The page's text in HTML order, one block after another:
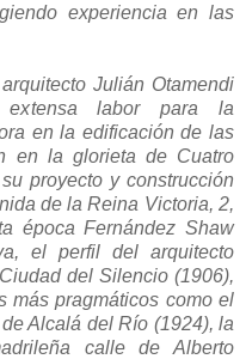
experiencia en las
Julián Otamendi
extensa labor para la
en la edificación de las
en la glorieta de Cuatro
proyecto y construcción
de la Reina Victoria, 2,
época Fernández Shaw
el perfil del arquitecto
del Silencio (1906),
más pragmáticos como el
Alcalá del Río (1924), la
calle de Alberto